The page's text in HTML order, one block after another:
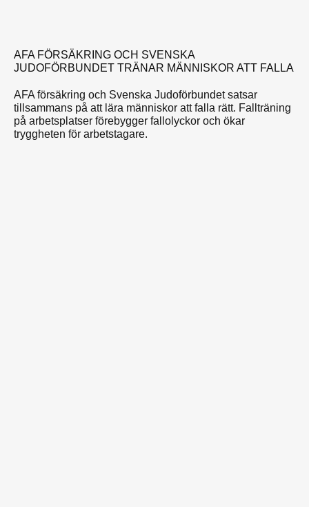
AFA FÖRSÄKRING OCH SVENSKA
JUDOFÖRBUNDET TRÄNAR MÄNNISKOR ATT FALLA
AFA försäkring och Svenska Judoförbundet satsar
tillsammans på att lära människor att falla rätt. Fallträning
på arbetsplatser förebygger fallolyckor och ökar
tryggheten för arbetstagare.